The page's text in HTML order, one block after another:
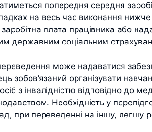
попередня середня
на весь час виконання
плата працівника або
державним соціальним
може надаватися
зобов’язаний організувати
з інвалідністю відповідно до
Необхідність у
при переведенні на іншу, легшу